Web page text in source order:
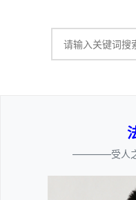
————受人